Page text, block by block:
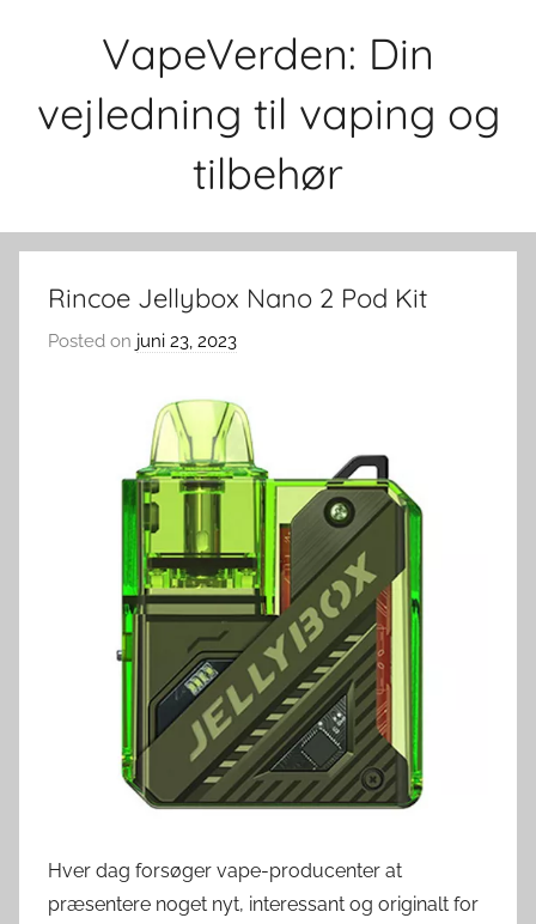
VapeVerden: Din
vejledning til vaping og
tilbehør
Rincoe Jellybox Nano 2 Pod Kit
Posted on juni 23, 2023
v
a
p
e
r
d
e
Hver dag forsøger vape-producenter at
præsentere noget nyt, interessant og originalt for